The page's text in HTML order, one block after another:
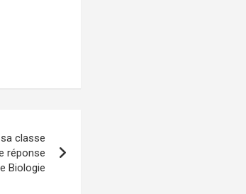
classe
réponse
Biologie